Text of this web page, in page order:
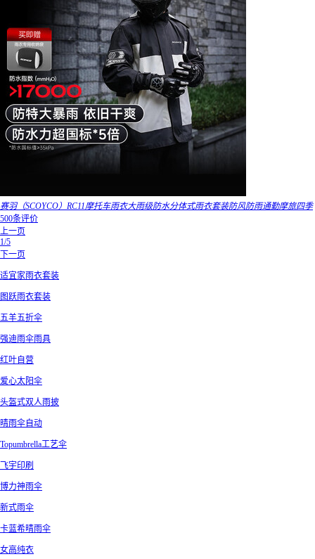
赛羽（SCOYCO）RC11摩托车雨衣大雨级防水分体式雨衣套装防风防雨通勤摩旅四季
500条评价
上一页
1/5
下一页
适宜家雨衣套装
图跃雨衣套装
五羊五折伞
强迪雨伞雨具
红叶自营
爱心太阳伞
头盔式双人雨披
晴雨伞自动
Topumbrella工艺伞
飞宇印刷
博力神雨伞
新式雨伞
卡蓝希晴雨伞
女高纯衣